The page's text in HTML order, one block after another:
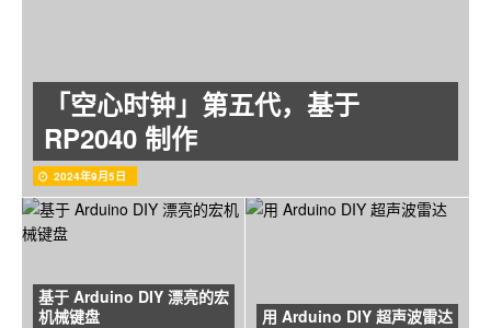
「空心时钟」第五代，基于
RP2040 制作
2024年9月5日
基于 Arduino DIY 漂亮的宏
机械键盘
用 Arduino DIY 超声波雷达